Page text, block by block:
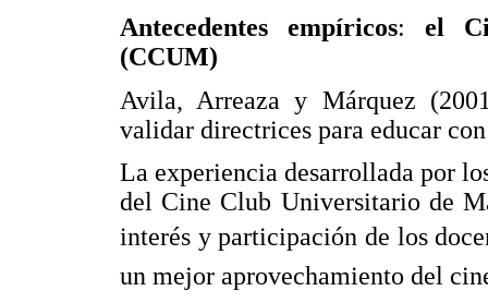
Antecedentes empíricos: el
(CCUM)
Avila, Arreaza y Márquez
validar directrices para educar
La experiencia desarrollada por
del Cine Club Universitario de
interés y participación de los
un mejor aprovechamiento del